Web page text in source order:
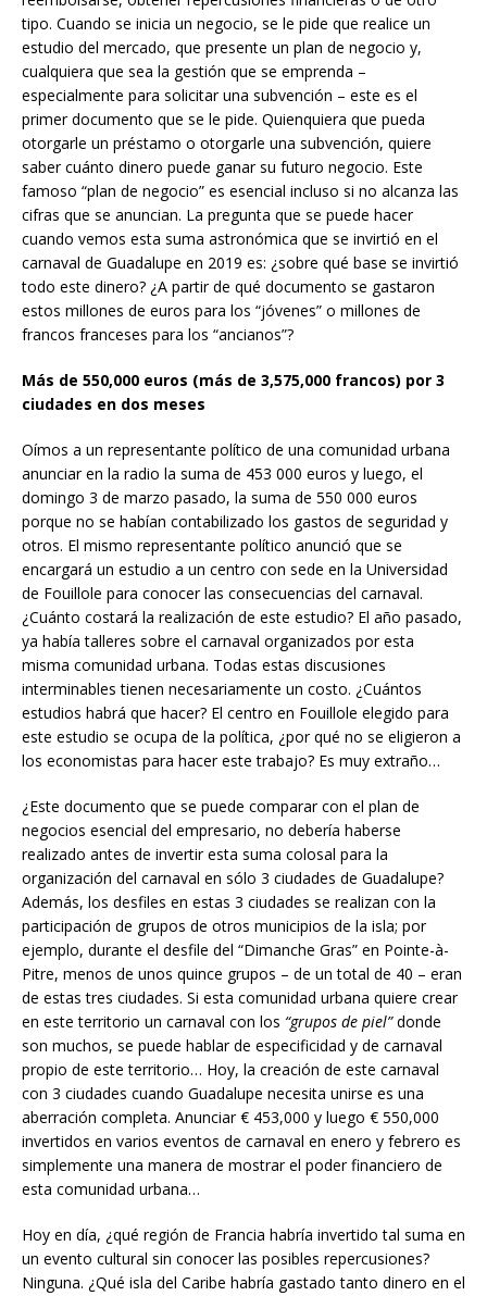
tipo. Cuando se inicia un negocio, se le pide que realice un
estudio del mercado, que presente un plan de negocio y,
cualquiera que sea la gestión que se emprenda –
especialmente para solicitar una subvención – este es el
primer documento que se le pide. Quienquiera que pueda
otorgarle un préstamo o otorgarle una subvención, quiere
saber cuánto dinero puede ganar su futuro negocio. Este
famoso “plan de negocio” es esencial incluso si no alcanza las
cifras que se anuncian. La pregunta que se puede hacer
cuando vemos esta suma astronómica que se invirtió en el
carnaval de Guadalupe en 2019 es: ¿sobre qué base se invirtió
todo este dinero? ¿A partir de qué documento se gastaron
estos millones de euros para los “jóvenes” o millones de
francos franceses para los “ancianos”?
Más de 550,000 euros (más de 3,575,000 francos) por 3
ciudades en dos meses
Oímos a un representante político de una comunidad urbana
anunciar en la radio la suma de 453 000 euros y luego, el
domingo 3 de marzo pasado, la suma de 550 000 euros
porque no se habían contabilizado los gastos de seguridad y
otros. El mismo representante político anunció que se
encargará un estudio a un centro con sede en la Universidad
de Fouillole para conocer las consecuencias del carnaval.
¿Cuánto costará la realización de este estudio? El año pasado,
ya había talleres sobre el carnaval organizados por esta
misma comunidad urbana. Todas estas discusiones
interminables tienen necesariamente un costo. ¿Cuántos
estudios habrá que hacer? El centro en Fouillole elegido para
este estudio se ocupa de la política, ¿por qué no se eligieron a
los economistas para hacer este trabajo? Es muy extraño…
¿Este documento que se puede comparar con el plan de
negocios esencial del empresario, no debería haberse
realizado antes de invertir esta suma colosal para la
organización del carnaval en sólo 3 ciudades de Guadalupe?
Además, los desfiles en estas 3 ciudades se realizan con la
participación de grupos de otros municipios de la isla; por
ejemplo, durante el desfile del “Dimanche Gras” en Pointe-à-
Pitre, menos de unos quince grupos – de un total de 40 – eran
de estas tres ciudades. Si esta comunidad urbana quiere crear
en este territorio un carnaval con los “grupos de piel”donde
son muchos, se puede hablar de especificidad y de carnaval
propio de este territorio… Hoy, la creación de este carnaval
con 3 ciudades cuando Guadalupe necesita unirse es una
aberración completa. Anunciar € 453,000 y luego € 550,000
invertidos en varios eventos de carnaval en enero y febrero es
simplemente una manera de mostrar el poder financiero de
esta comunidad urbana…
Hoy en día, ¿qué región de Francia habría invertido tal suma en
un evento cultural sin conocer las posibles repercusiones?
Ninguna. ¿Qué isla del Caribe habría gastado tanto dinero en el